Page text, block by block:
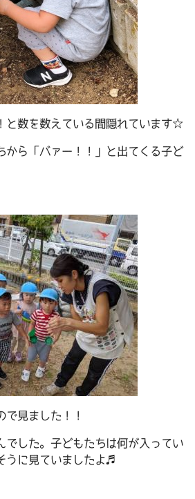
と数を数えている間隠れています☆
から「バァー！！」と出てくる子ど
で見ました！！
でした。子どもたちは何が入ってい
うに見ていましたよ♬